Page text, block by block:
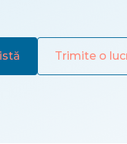
Trimite o